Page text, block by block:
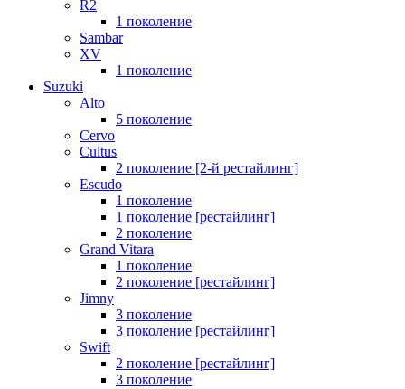
R2
1 поколение
Sambar
XV
1 поколение
Suzuki
Alto
5 поколение
Cervo
Cultus
2 поколение [2-й рестайлинг]
Escudo
1 поколение
1 поколение [рестайлинг]
2 поколение
Grand Vitara
1 поколение
2 поколение [рестайлинг]
Jimny
3 поколение
3 поколение [рестайлинг]
Swift
2 поколение [рестайлинг]
3 поколение